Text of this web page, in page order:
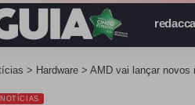
> Hardware > AMD vai lançar novos
NOTÍCIAS